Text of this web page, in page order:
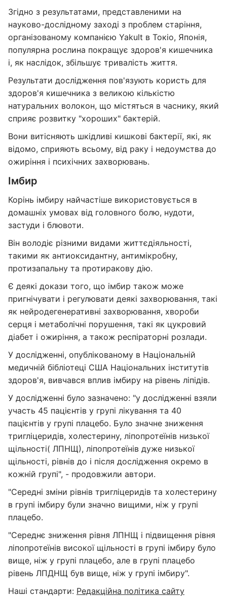
Згідно з результатами, представленими на
науково-дослідному заході з проблем старіння,
організованому компанією Yakult в Токіо, Японія,
популярна рослина покращує здоров'я кишечника
і, як наслідок, збільшує тривалість життя.
Результати дослідження пов'язують користь для
здоров'я кишечника з великою кількістю
натуральних волокон, що містяться в часнику, який
сприяє розвитку "хороших" бактерій.
Вони витісняють шкідливі кишкові бактерії, які, як
відомо, сприяють всьому, від раку і недоумства до
ожиріння і психічних захворювань.
Імбир
Корінь імбиру найчастіше використовується в
домашніх умовах від головного болю, нудоти,
застуди і блювоти.
Він володіє різними видами життєдіяльності,
такими як антиоксидантну, антимікробну,
протизапальну та протиракову дію.
Є деякі докази того, що імбир також може
пригнічувати і регулювати деякі захворювання, такі
як нейродегенеративні захворювання, хвороби
серця і метаболічні порушення, такі як цукровий
діабет і ожиріння, а також респіраторні розлади.
У дослідженні, опублікованому в Національній
медичній бібліотеці США Національних інститутів
здоров'я, вивчався вплив імбиру на рівень ліпідів.
У дослідженні було зазначено: "у дослідженні взяли
участь 45 пацієнтів у групі лікування та 40
пацієнтів у групі плацебо. Було значне зниження
тригліцеридів, холестерину, ліпопротеїнів низької
щільності( ЛПНЩ), ліпопротеїнів дуже низької
щільності, рівнів до і після дослідження окремо в
кожній групі", - продовжили автори.
"Середні зміни рівнів тригліцеридів та холестерину
в групі імбиру були значно вищими, ніж у групі
плацебо.
"Середнє зниження рівня ЛПНЩ і підвищення рівня
ліпопротеїнів високої щільності в групі імбиру було
вище, ніж у групі плацебо, але в групі плацебо
рівень ЛПДНЩ був вище, ніж у групі імбиру".
Наші стандарти: Редакційна політика сайту